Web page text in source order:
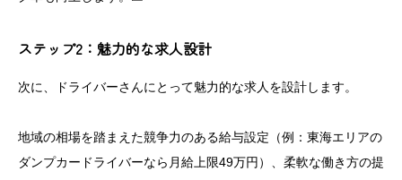
ステップ2：魅力的な求人設計
次に、ドライバーさんにとって魅力的な求人を設計します。
地域の相場を踏まえた競争力のある給与設定（例：東海エリアの
ダンプカードライバーなら月給上限49万円）、柔軟な働き方の提